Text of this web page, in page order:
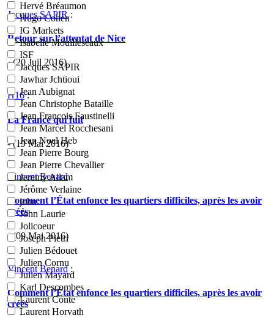
Hervé Bréaumon
Hugo Cohen
IG Markets
Isabelle Mouilleseaux
ISF
Jacques SAPIR
Jawhar Jchtioui
Jean Aubignat
Jean Christophe Bataille
Jean Francois Faustinelli
Jean Marcel Rocchesani
Jean Noel Heb
Jean Pierre Bourg
Jean Pierre Chevallier
Jeremy Allam
Jérôme Verlaine
john
John Laurie
Jolicoeur
Joseph Pietri
Julien Bédouet
Julien Cornu
Julien Mayard
Karl Descombes
Laurent Conte
Laurent Horvath
Jacques SAPIR:
Retour sur l’attentat de Nice
- (20 Juil 2016)
H16:
La France qui fuit
- (19 Mai 2016)
Vincent Benard:
Comment l’État enfonce les quartiers difficiles, après les avoir
créés
- (09 Mai 2016)
Vincent Benard:
Comment l’État enfonce les quartiers difficiles, après les avoir
créés